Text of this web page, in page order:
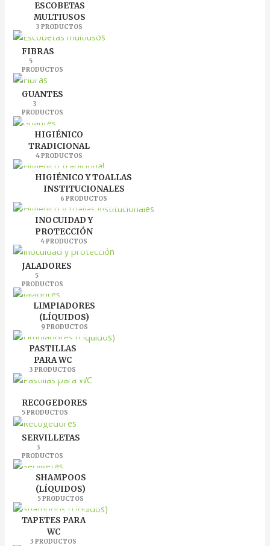
ESCOBETAS
MULTIUSOS
3 PRODUCTOS
FIBRAS
5
PRODUCTOS
GUANTES
3
PRODUCTOS
HIGIÉNICO
TRADICIONAL
4 PRODUCTOS
HIGIÉNICO Y TOALLAS
INSTITUCIONALES
6 PRODUCTOS
INOCUIDAD Y
PROTECCIÓN
4 PRODUCTOS
JALADORES
5
PRODUCTOS
LIMPIADORES
(LÍQUIDOS)
9 PRODUCTOS
PASTILLAS
PARA WC
3 PRODUCTOS
RECOGEDORES
5 PRODUCTOS
SERVILLETAS
3
PRODUCTOS
SHAMPOOS
(LÍQUIDOS)
5 PRODUCTOS
TAPETES PARA
WC
3 PRODUCTOS